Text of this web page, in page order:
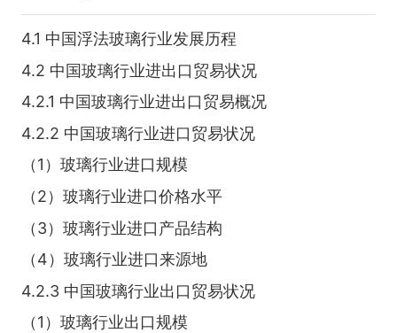
4.1 中国浮法玻璃行业发展历程
4.2 中国玻璃行业进出口贸易状况
4.2.1 中国玻璃行业进出口贸易概况
4.2.2 中国玻璃行业进口贸易状况
（1）玻璃行业进口规模
（2）玻璃行业进口价格水平
（3）玻璃行业进口产品结构
（4）玻璃行业进口来源地
4.2.3 中国玻璃行业出口贸易状况
（1）玻璃行业出口规模